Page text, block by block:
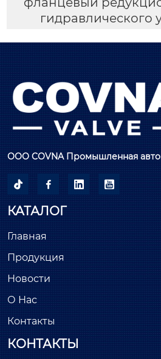
гидравлического
ООО COVNA Промышленная
   
КАТАЛОГ
Главная
Продукция
Новости
О Нас
Контакты
КОНТАКТЫ